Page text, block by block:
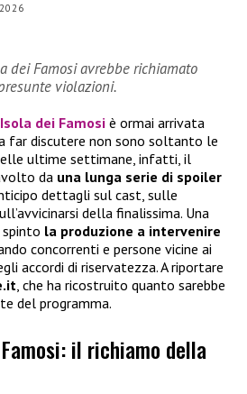
dei Famosi avrebbe richiamato
violazioni.
Isola dei Famosi è ormai arrivata
far discutere non sono soltanto le
ultime settimane, infatti, il
da una lunga serie di spoiler
dettagli sul cast, sulle
della finalissima. Una
spinto la produzione a intervenire
concorrenti e persone vicine ai
accordi di riservatezza. A riportare
, che ha ricostruito quanto sarebbe
del programma.
il richiamo della